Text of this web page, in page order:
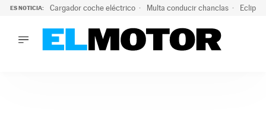
ES NOTICIA: Cargador coche eléctrico Multa conducir chanclas